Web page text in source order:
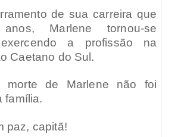
de sua carreira que
Marlene tornou-se
exercendo a profissão na
Caetano do Sul.
morte de Marlene não foi
família.
paz, capitã!